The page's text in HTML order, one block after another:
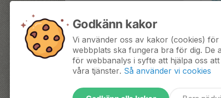
Godkänn kakor
Vi använder oss av kakor (cookies)
webbplats ska fungera bra för dig. De
för webbanalys i syfte att hjälpa oss
våra tjänster. Så använder vi cookies